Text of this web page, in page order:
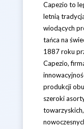
Capezio to
letnią
wiodących
tańca na
1887 roku
Capezio,
produkcji
szeroki